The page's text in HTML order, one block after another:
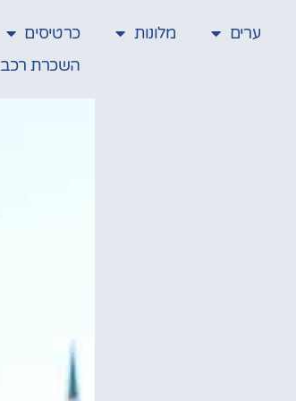
ערים מלונות כרטיסים
השכרת רכב